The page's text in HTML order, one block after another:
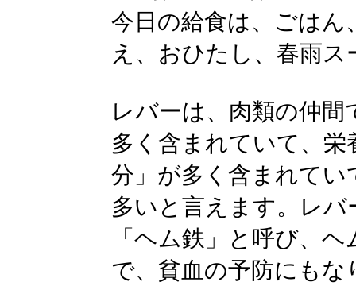
今日の給食は、ごは
え、おひたし、春雨ス
レバーは、肉類の仲
多く含まれていて、
分」が多く含まれて
多いと言えます。レ
「ヘム鉄」と呼び、
で、貧血の予防にも